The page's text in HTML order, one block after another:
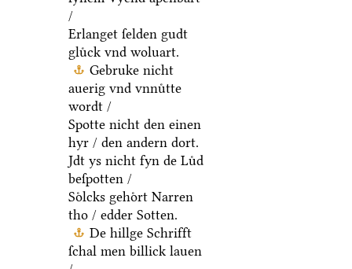
/
Erlanget ſelden gudt
gluͤck vnd woluart.
Gebruke nicht
auerig vnd vnnuͤtte
wordt /
Spotte nicht den einen
hyr / den andern dort.
Jdt ys nicht fyn de Luͤd
beſpotten /
Soͤlcks gehoͤrt Narren
tho / edder Sotten.
De hillge Schrifft
ſchal men billick lauen